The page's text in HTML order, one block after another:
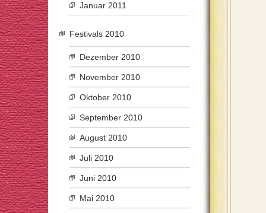
Januar 2011
Festivals 2010
Dezember 2010
November 2010
Oktober 2010
September 2010
August 2010
Juli 2010
Juni 2010
Mai 2010